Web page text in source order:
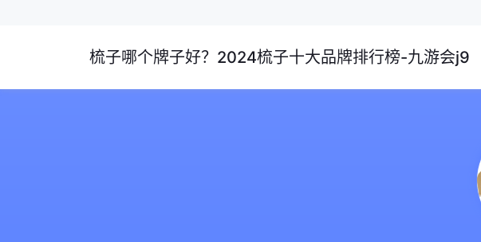
梳子哪个牌子好？2024梳子十大品牌排行榜-九游会j9